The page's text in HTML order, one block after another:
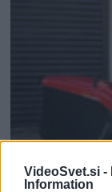
VideoSvet.si -
Information
€ AKTUALNO